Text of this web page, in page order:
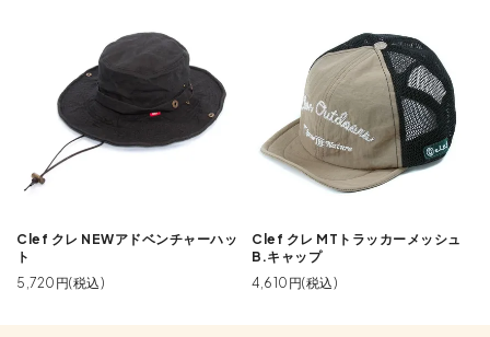
Clef クレ NEWアドベンチャーハッ
ト
5,720円(税込)
Clef クレ MTトラッカーメッシュ
B.キャップ
4,610円(税込)